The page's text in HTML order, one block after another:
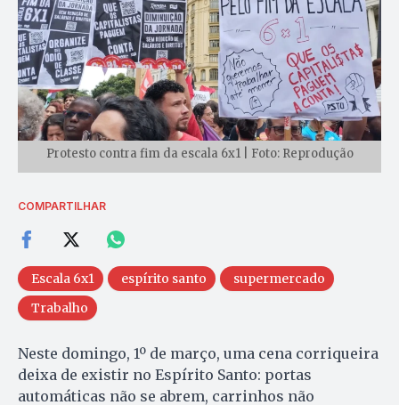
Protesto contra fim da escala 6x1 | Foto: Reprodução
COMPARTILHAR
Escala 6x1 espírito santo
supermercado
Trabalho
Neste domingo, 1º de março, uma cena corriqueira
deixa de existir no Espírito Santo: portas
automáticas não se abrem, carrinhos não